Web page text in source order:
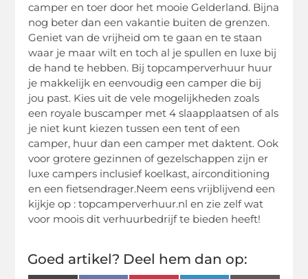
camper en toer door het mooie Gelderland. Bijna
nog beter dan een vakantie buiten de grenzen.
Geniet van de vrijheid om te gaan en te staan
waar je maar wilt en toch al je spullen en luxe bij
de hand te hebben. Bij topcamperverhuur huur
je makkelijk en eenvoudig een camper die bij
jou past. Kies uit de vele mogelijkheden zoals
een royale buscamper met 4 slaapplaatsen of als
je niet kunt kiezen tussen een tent of een
camper, huur dan een camper met daktent. Ook
voor grotere gezinnen of gezelschappen zijn er
luxe campers inclusief koelkast, airconditioning
en een fietsendrager.Neem eens vrijblijvend een
kijkje op : topcamperverhuur.nl en zie zelf wat
voor moois dit verhuurbedrijf te bieden heeft!
Goed artikel? Deel hem dan op: